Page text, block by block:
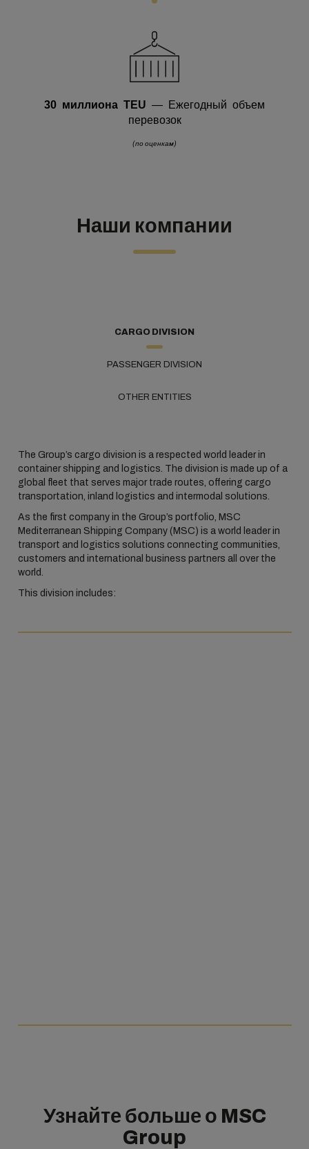
30 миллиона TEU — Ежегодный объем
перевозок
(по оценкам)
Наши компании
CARGO DIVISION
PASSENGER DIVISION
OTHER ENTITIES
The Group’s cargo division is a respected world leader in
container shipping and logistics. The division is made up of a
global fleet that serves major trade routes, offering cargo
transportation, inland logistics and intermodal solutions.
As the first company in the Group’s portfolio, MSC
Mediterranean Shipping Company (MSC) is a world leader in
transport and logistics solutions connecting communities,
customers and international business partners all over the
world.
This division includes:
Узнайте больше о MSC
Group